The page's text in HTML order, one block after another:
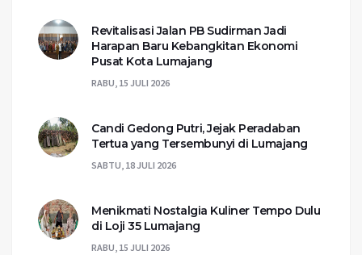
Revitalisasi Jalan PB Sudirman Jadi
Harapan Baru Kebangkitan Ekonomi
Pusat Kota Lumajang
RABU, 15 JULI 2026
Candi Gedong Putri, Jejak Peradaban
Tertua yang Tersembunyi di Lumajang
SABTU, 18 JULI 2026
Menikmati Nostalgia Kuliner Tempo Dulu
di Loji 35 Lumajang
RABU, 15 JULI 2026